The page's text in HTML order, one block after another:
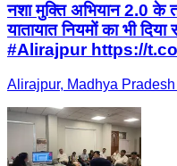
नशा मुक्ति अभियान 2.0 के
यातायात नियमों का भी
#Alirajpur https://
Alirajpur, Madhya